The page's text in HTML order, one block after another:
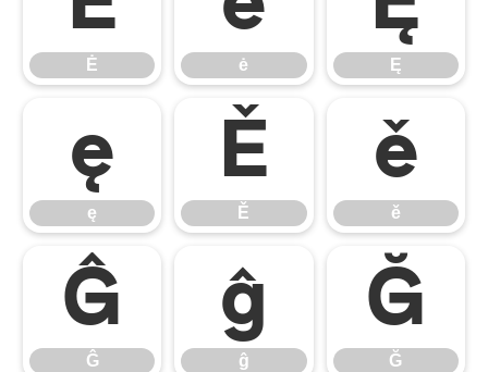
Ė ė Ę
ę
ę
Ě
Ě
ě
ě
Ĝ
Ĝ
ĝ
ĝ
Ğ
Ğ